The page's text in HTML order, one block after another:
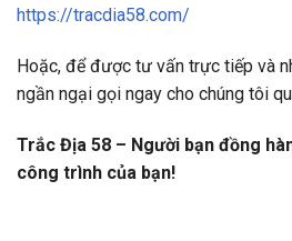
https://tracdia58.com/
Hoặc, để được tư vấn trực tiếp và
ngần ngại gọi ngay cho chúng tôi
Trắc Địa 58 – Người bạn đồng
công trình của bạn!